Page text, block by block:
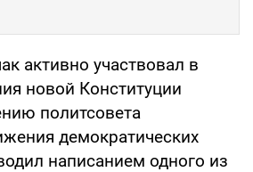
активно участвовал в
новой Конституции
политсовета
демократических
написанием одного из